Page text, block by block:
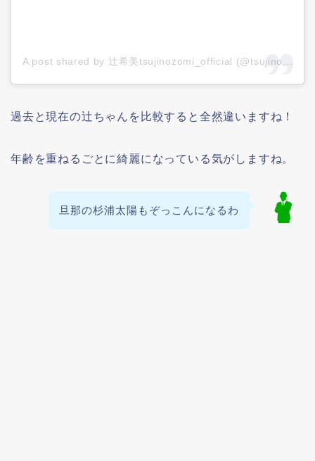
A post shared by 辻希美tsujinozomi_official (@tsujinozomi_official)
過去と現在の辻ちゃんを比較すると全然違いますね！
年齢を重ねるごとに綺麗になっている気がしますね。
旦那の杉浦太陽もぞっこんになるわ